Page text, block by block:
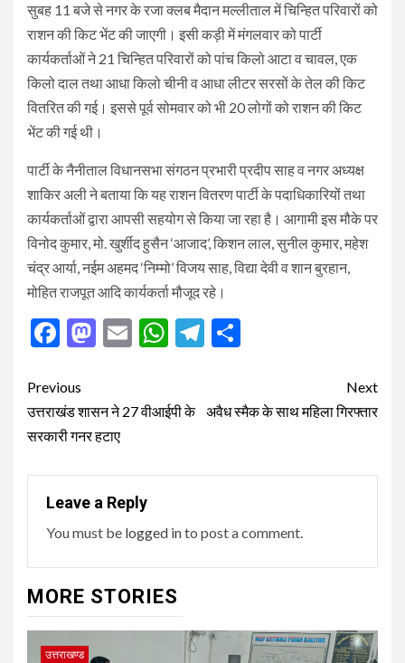
सुबह 11 बजे से नगर के रजा क्लब मैदान मल्लीताल में चिन्हित परिवारों को
राशन की किट भेंट की जाएगी। इसी कड़ी में मंगलवार को पार्टी
कार्यकर्ताओं ने 21 चिन्हित परिवारों को पांच किलो आटा व चावल, एक
किलो दाल तथा आधा किलो चीनी व आधा लीटर सरसों के तेल की किट
वितरित की गई। इससे पूर्व सोमवार को भी 20 लोगों को राशन की किट
भेंट की गई थी।
पार्टी के नैनीताल विधानसभा संगठन प्रभारी प्रदीप साह व नगर अध्यक्ष
शाकिर अली ने बताया कि यह राशन वितरण पार्टी के पदाधिकारियों तथा
कार्यकर्ताओं द्वारा आपसी सहयोग से किया जा रहा है। आगामी इस मौके पर
विनोद कुमार, मो. खुर्शीद हुसैन ‘आजाद’, किशन लाल, सुनील कुमार, महेश
चंद्र आर्या, नईम अहमद ‘निम्मो’ विजय साह, विद्या देवी व शान बुरहान,
मोहित राजपूत आदि कार्यकर्ता मौजूद रहे।
Facebook
Mastodon
EmailWhatsApp
Telegram
Post
navigation
Previous
उत्तराखंड शासन ने 27 वीआईपी के
सरकारी गनर हटाए
Next
अवैध स्मैक के साथ महिला गिरफ्तार
Leave a Reply
You must be logged into post a comment.
MORE STORIES
उत्तराखण्ड